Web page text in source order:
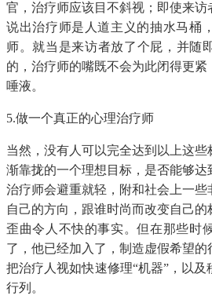
官，治疗师应该目不斜视；即使来
说出治疗师是人道主义的抽水马桶
师。就当是来访者放了个屁，并
的，治疗师的嘴既不会为此闭得更
唾液。
5.做一个真正的心理治疗师
当然，没有人可以完全达到以上这
渐靠拢的一个理想目标，是否能够
治疗师会避重就轻，附和社会上一些
自己的方向，跟谁时尚而改变自己
歪曲令人不快的事实。但在那些时
了，他已经加入了，制造虚假希望
把治疗人视如快速修理“机器”，以
行列。